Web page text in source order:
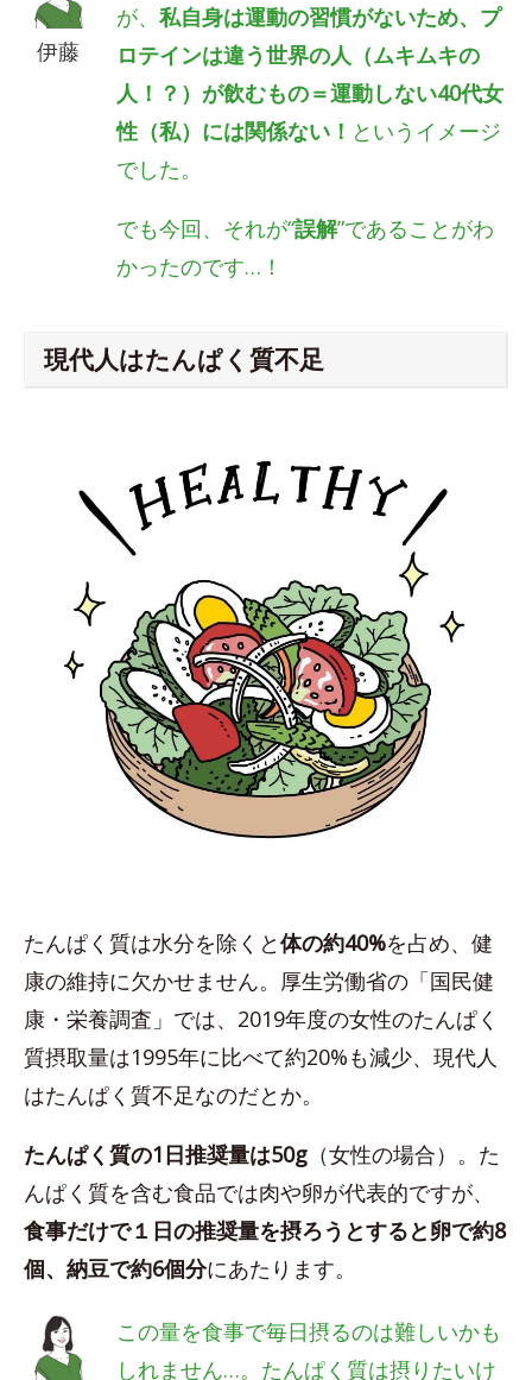
伊藤
が、私自身は運動の習慣がないため、プ
ロテインは違う世界の人（ムキムキの
人！？）が飲むもの＝運動しない40代女
性（私）には関係ない！ というイメージ
でした。
でも今回、それが“誤解”であることがわ
かったのです…！
現代人はたんぱく質不足
たんぱく質は水分を除くと体の約40%を占め、健
康の維持に欠かせません。厚生労働省の「国民健
康・栄養調査」では、2019年度の女性のたんぱく
質摂取量は1995年に比べて約20%も減少、現代人
はたんぱく質不足なのだとか。
たんぱく質の1日推奨量は50g （女性の場合）。た
んぱく質を含む食品では肉や卵が代表的ですが、
食事だけで１日の推奨量を摂ろうとすると卵で約8
個、納豆で約6個分にあたります。
この量を食事で毎日摂るのは難しいかも
しれません…。たんぱく質は摂りたいけ